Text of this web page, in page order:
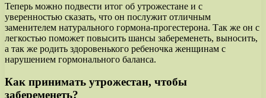
Теперь можно подвести итог об утрожестане и с
уверенностью сказать, что он послужит отличным
заменителем натурального гормона-прогестерона. Так же он с
легкостью поможет повысить шансы забеременеть, выносить,
а так же родить здоровенького ребеночка женщинам с
нарушением гормонального баланса.
Как принимать утрожестан, чтобы
забеременеть?